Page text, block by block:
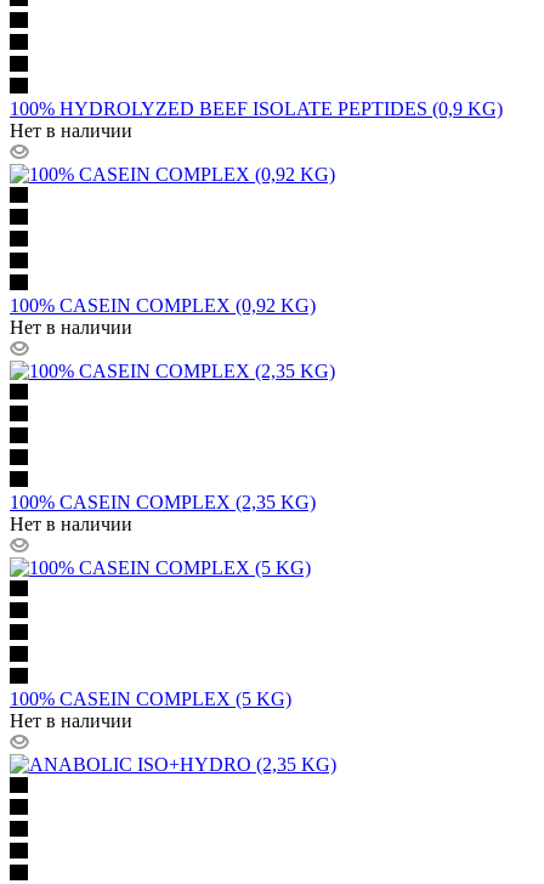
100% HYDROLYZED BEEF ISOLATE PEPTIDES (0,9 KG)
Нет в наличии
100% CASEIN COMPLEX (0,92 KG)
Нет в наличии
100% CASEIN COMPLEX (2,35 KG)
Нет в наличии
100% CASEIN COMPLEX (5 KG)
Нет в наличии